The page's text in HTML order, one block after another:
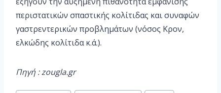
περιστατικών σπαστικής κολίτιδας και συναφών
γαστρεντερικών προβλημάτων (νόσος Κρον,
ελκώδης κολίτιδα κ.ά.).
Πηγή : zougla.gr